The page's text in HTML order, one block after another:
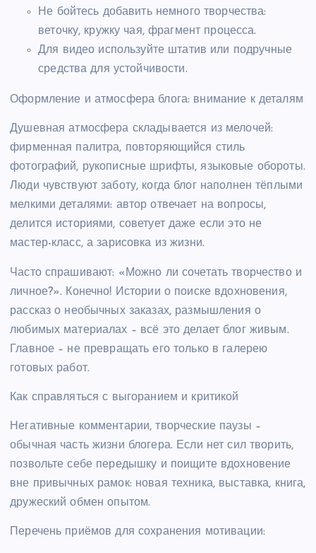
Не бойтесь добавить немного творчества:
веточку, кружку чая, фрагмент процесса.
Для видео используйте штатив или подручные
средства для устойчивости.
Оформление и атмосфера блога: внимание к деталям
Душевная атмосфера складывается из мелочей:
фирменная палитра, повторяющийся стиль
фотографий, рукописные шрифты, языковые обороты.
Люди чувствуют заботу, когда блог наполнен тёплыми
мелкими деталями: автор отвечает на вопросы,
делится историями, советует даже если это не
мастер-класс, а зарисовка из жизни.
Часто спрашивают: «Можно ли сочетать творчество и
личное?». Конечно! Истории о поиске вдохновения,
рассказ о необычных заказах, размышления о
любимых материалах – всё это делает блог живым.
Главное – не превращать его только в галерею
готовых работ.
Как справляться с выгоранием и критикой
Негативные комментарии, творческие паузы –
обычная часть жизни блогера. Если нет сил творить,
позвольте себе передышку и поищите вдохновение
вне привычных рамок: новая техника, выставка, книга,
дружеский обмен опытом.
Перечень приёмов для сохранения мотивации: